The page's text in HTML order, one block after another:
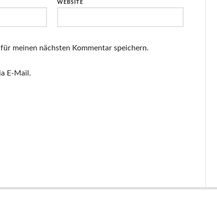
WEBSITE
meinen nächsten Kommentar speichern.
E-Mail.